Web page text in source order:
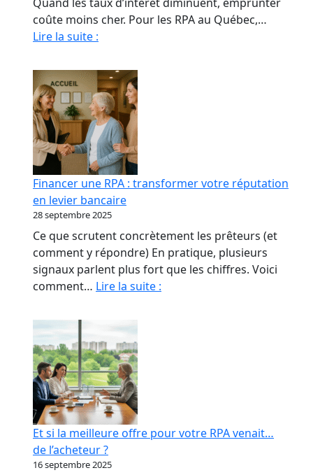
coûte moins cher. Pour les RPA au Québec,…
Lire la suite :
Baisse
Des
Taux
Relance
le
marché
immobilier
des
RPA
Financer une RPA : transformer votre réputation
en levier bancaire
28 septembre 2025
Ce que scrutent concrètement les prêteurs (et
comment y répondre) En pratique, plusieurs
signaux parlent plus fort que les chiffres. Voici
comment… Lire la suite :
bancaire
Et si la meilleure offre pour votre RPA venait…
de l’acheteur ?
16 septembre 2025